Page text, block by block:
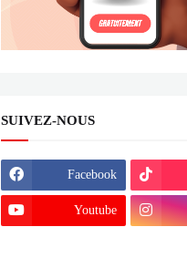
SUIVEZ-NOUS
Facebook
Youtube